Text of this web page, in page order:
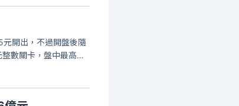
開出，不過開盤後隨
數關卡，盤中最高一
住300元大關，全天成